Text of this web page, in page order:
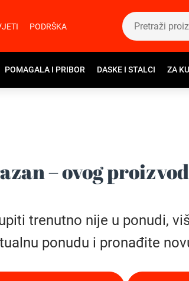
PODRŠKA
POMAGALA I PRIBOR DASKE I STALCI ZA
– ovog
trenutno nije u ponudi,
ponudu i pronađite